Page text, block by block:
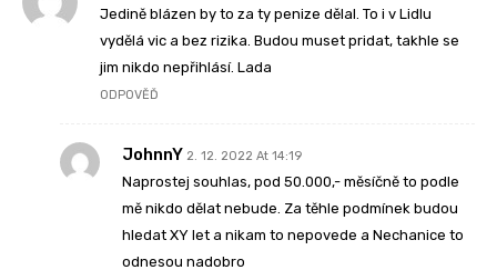
Jedině blázen by to za ty penize dělal. To i v Lidlu
vydělá vic a bez rizika. Budou muset pridat, takhle se
jim nikdo nepřihlásí. Lada
ODPOVĚĎ
JohnnY 2. 12. 2022 At 14:19
Naprostej souhlas, pod 50.000,- měsíčně to podle
mě nikdo dělat nebude. Za těhle podmínek budou
hledat XY let a nikam to nepovede a Nechanice to
odnesou nadobro